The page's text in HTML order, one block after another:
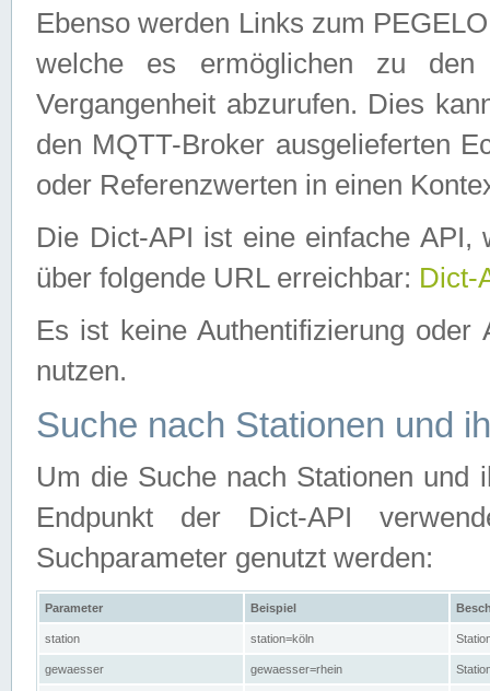
Ebenso werden Links zum
welche es ermöglichen zu den
Vergangenheit abzurufen. Dies
den MQTT-Broker ausgelieferten
oder Referenzwerten in einen
Die Dict-API ist eine einfache API,
über folgende URL erreichbar: Dict-
Es ist keine Authentifizierung
nutzen.
Suche nach Stationen und
Um die Suche nach Stationen und
Endpunkt der Dict-API
Suchparameter genutzt werden:
Parameter Beispiel
station station=köln
gewaesser gewaesser=rhein